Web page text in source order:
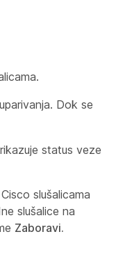
Dok se
status veze
slušalicama
slušalice na
Zaboravi.